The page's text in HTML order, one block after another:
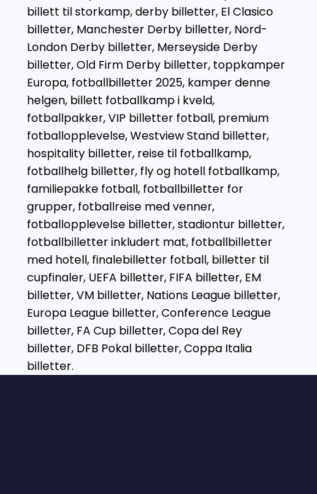
billett til storkamp, derby billetter, El Clasico
billetter, Manchester Derby billetter, Nord-
London Derby billetter, Merseyside Derby
billetter, Old Firm Derby billetter, toppkamper
Europa, fotballbilletter 2025, kamper denne
helgen, billett fotballkamp i kveld,
fotballpakker, VIP billetter fotball, premium
fotballopplevelse, Westview Stand billetter,
hospitality billetter, reise til fotballkamp,
fotballhelg billetter, fly og hotell fotballkamp,
familiepakke fotball, fotballbilletter for
grupper, fotballreise med venner,
fotballopplevelse billetter, stadiontur billetter,
fotballbilletter inkludert mat, fotballbilletter
med hotell, finalebilletter fotball, billetter til
cupfinaler, UEFA billetter, FIFA billetter, EM
billetter, VM billetter, Nations League billetter,
Europa League billetter, Conference League
billetter, FA Cup billetter, Copa del Rey
billetter, DFB Pokal billetter, Coppa Italia
billetter.